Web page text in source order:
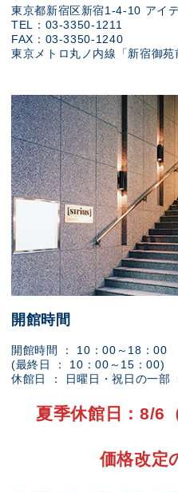
東京都新宿区新宿1-4-10 アイ
TEL：03-3350-1211
FAX：03-3350-1240
東京メトロ丸ノ内線「新宿御苑
開館時間
開館時間 ： 10：00～18：00
(最終日 ： 10：00～15：00)
休館日 ： 日曜日・祝日の一部
夏季休館日：8/6
価格改定